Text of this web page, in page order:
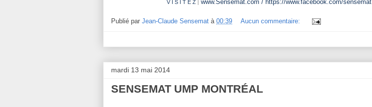
V I S I T E Z| www.Sensemat.com / https://www.facebook.com/sensemat
Publié par Jean-Claude Sensemat à 00:39 Aucun commentaire:
mardi 13 mai 2014
SENSEMAT UMP MONTRÉAL